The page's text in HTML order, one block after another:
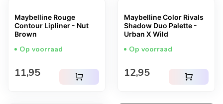
Maybelline Rouge
Contour Lipliner - Nut
Brown
Op voorraad
Normale prijs
11,95 shopping_cart
Maybelline Color Rivals
Shadow Duo Palette -
Urban X Wild
Op voorraad
Normale prijs
12,95 shopping_cart